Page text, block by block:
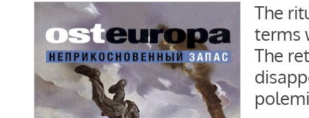
The
terms
The